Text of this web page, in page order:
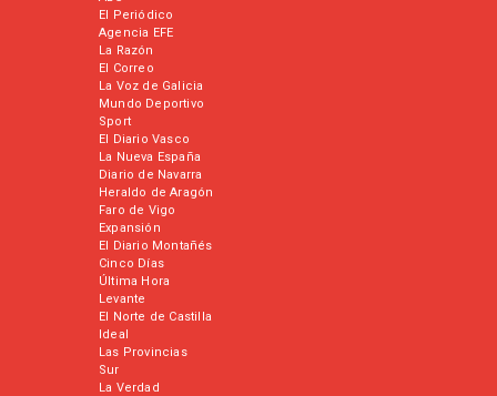
El Periódico
Agencia EFE
La Razón
El Correo
La Voz de Galicia
Mundo Deportivo
Sport
El Diario Vasco
La Nueva España
Diario de Navarra
Heraldo de Aragón
Faro de Vigo
Expansión
El Diario Montañés
Cinco Días
Última Hora
Levante
El Norte de Castilla
Ideal
Las Provincias
Sur
La Verdad